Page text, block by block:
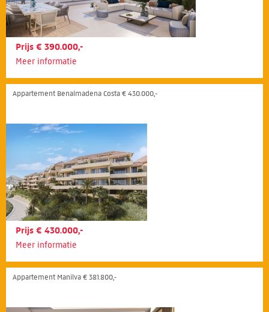
Prijs € 390.000,-
Meer informatie
Appartement Benalmadena Costa € 430.000,-
Prijs € 430.000,-
Meer informatie
Appartement Manilva € 381.800,-